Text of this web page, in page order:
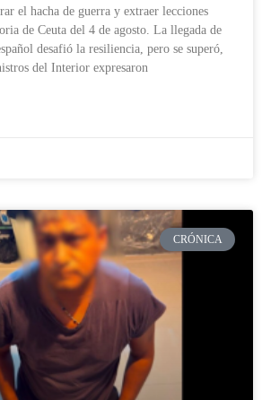
el hacha de guerra y extraer lecciones
de Ceuta del 4 de agosto. La llegada de
desafió la resiliencia, pero se superó,
del Interior expresaron
CRÓNICA